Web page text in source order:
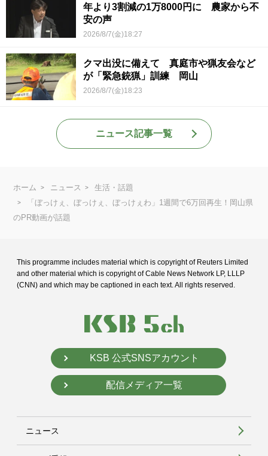
年より3割減の1万8000円に 農家から不
安の声
2026/8/7(金)18:27
クマ出没に備えて 真庭市や猟友会など
が「緊急銃猟」訓練 岡山
2026/8/7(金)18:23
ニュース記事一覧
ホーム ニュース
生活・話題
「ぼっけぇ、ぼっけぇ、ぼっけぇわ」1週間で6万回再生！岡山県
のPR動画が話題
This programme includes material which is copyright of Reuters Limited
and other material which is copyright of Cable News Network LP, LLLP
(CNN) and which may be captioned in each text. All rights reserved.
KSB 公式SNSアカウント
配信メディア一覧
ニュース